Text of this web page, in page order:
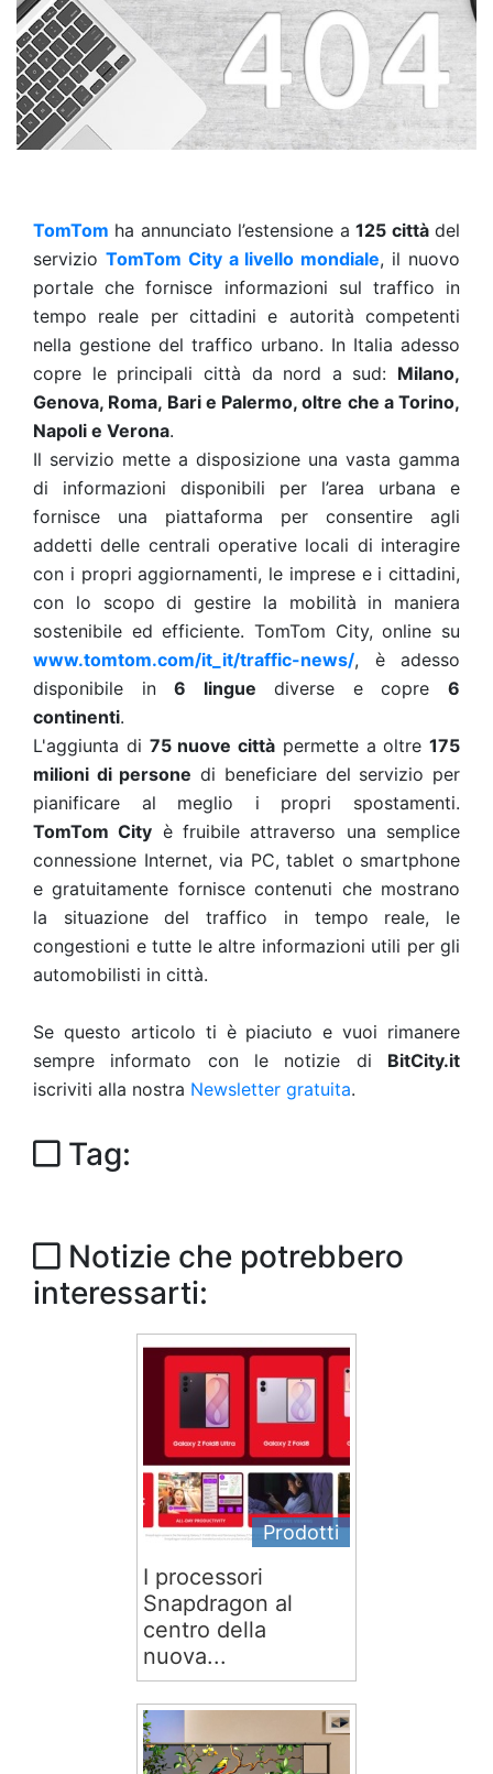
TomTom ha annunciato l’estensione a125 cittàdel
servizio TomTom City a livello mondiale, il nuovo
portale che fornisce informazioni sul traffico in
tempo reale per cittadini e autorità competenti
nella gestione del traffico urbano. In Italia adesso
copre le principali città da nord a sud: Milano,
Genova, Roma, Bari e Palermo, oltre che a Torino,
Napoli e Verona.
Il servizio mette a disposizione una vasta gamma
di informazioni disponibili per l’area urbana e
fornisce una piattaforma per consentire agli
addetti delle centrali operative locali di interagire
con i propri aggiornamenti, le imprese e i cittadini,
con lo scopo di gestire la mobilità in maniera
sostenibile ed efficiente. TomTom City, online su
www.tomtom.com/it_it/traffic-news/, è adesso
disponibile in6 lingue diverse e copre6
continenti.
L'aggiunta di 75 nuove città permette a oltre 175
milioni di persone di beneficiare del servizio per
pianificare al meglio i propri spostamenti.
TomTom City è fruibile attraverso una semplice
connessione Internet, via PC, tablet o smartphone
e gratuitamente fornisce contenuti che mostrano
la situazione del traffico in tempo reale, le
congestioni e tutte le altre informazioni utili per gli
automobilisti in città.
Se questo articolo ti è piaciuto e vuoi rimanere
sempre informato con le notizie di BitCity.it
iscriviti alla nostra Newsletter gratuita.
Tag:
Notizie che potrebbero
interessarti:
Prodotti
I processori
Snapdragon al
centro della
nuova...